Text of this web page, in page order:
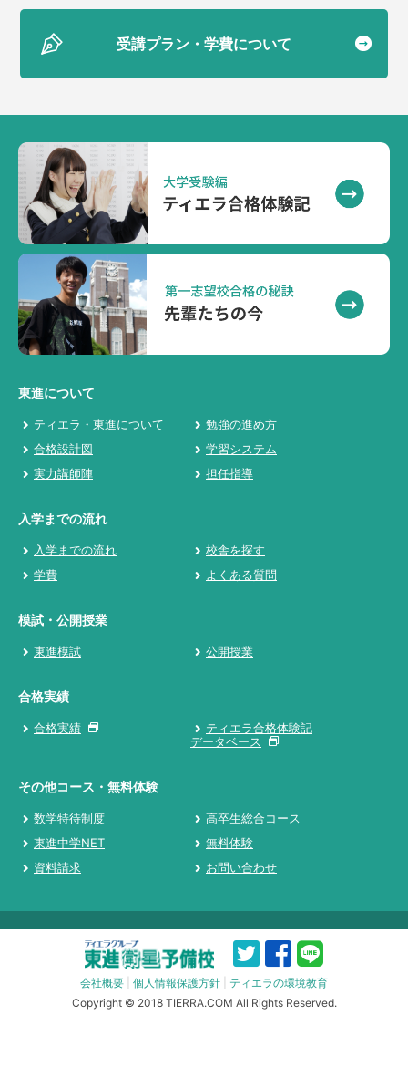
受講プラン・学費について
東進について
ティエラ・東進について
勉強の進め方
合格設計図
学習システム
実力講師陣
担任指導
入学までの流れ
入学までの流れ
校舎を探す
学費
よくある質問
模試・公開授業
東進模試 公開授業
合格実績
合格実績
ティエラ合格体験記
データベース
その他コース・無料体験
数学特待制度
高卒生総合コース
東進中学NET
無料体験
資料請求
お問い合わせ
会社概要 個人情報保護方針
ティエラの環境教育
Copyright © 2018 TIERRA.COM All Rights Reserved.